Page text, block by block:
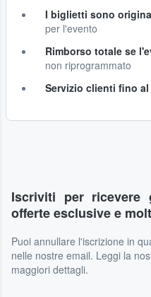
I biglietti sono
per l'evento
Rimborso totale se
non riprogrammato
Servizio clienti fino
Iscriviti per ricevere
offerte esclusive e
Puoi annullare l'iscrizione in
nelle nostre email. Leggi la
maggiori dettagli.